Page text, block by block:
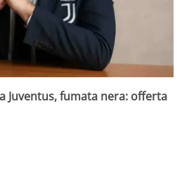
Juventus, fumata nera: offerta